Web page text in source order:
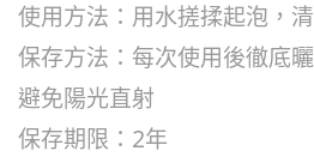
使用方法：用水搓揉起泡，
保存方法：每次使用後徹底
避免陽光直射
保存期限：2年